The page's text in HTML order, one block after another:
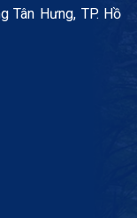
Tân Hưng, TP. Hồ